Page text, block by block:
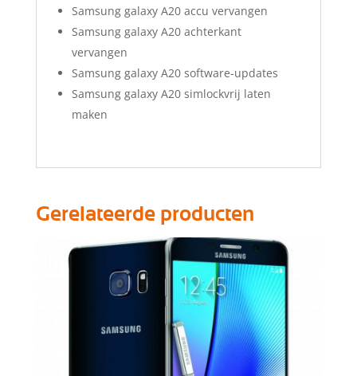
Samsung galaxy A20 accu vervangen
Samsung galaxy A20 achterkant
vervangen
Samsung galaxy A20 software-updates
Samsung galaxy A20 simlockvrij laten
maken
Gerelateerde producten